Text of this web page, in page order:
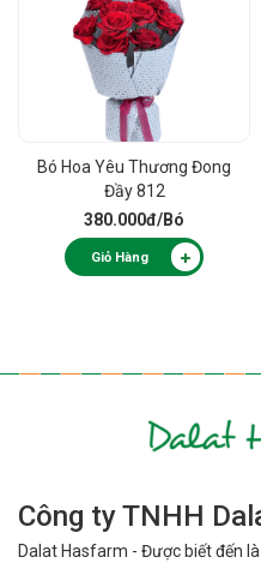
Bó Hoa Yêu Thương Đong
Đầy 812
380.000đ/Bó
Giỏ Hàng
Công ty TNHH
Dalat Hasfarm - Được biết đến